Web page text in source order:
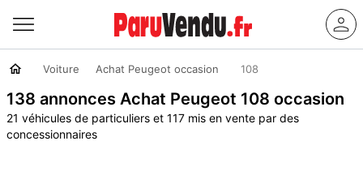
Voiture Achat Peugeot occasion 108
138 annonces Achat Peugeot 108 occasion
21 véhicules de particuliers et 117 mis en vente par des
concessionnaires